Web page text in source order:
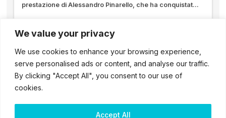
We value your privacy
We use cookies to enhance your browsing experience,
serve personalised ads or content, and analyse our traffic.
By clicking "Accept All", you consent to our use of
cookies.
Accept All
prestazione di Alessandro Pinarello, che ha conquistat...